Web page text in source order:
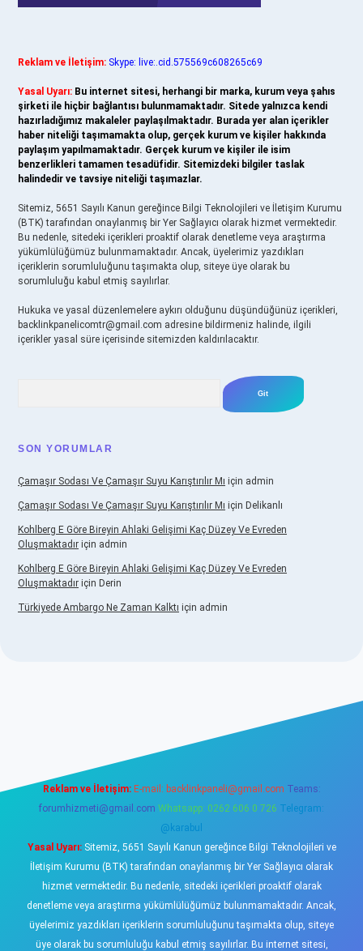
Reklam ve İletişim: Skype: live:.cid.575569c608265c69
Yasal Uyarı: Bu internet sitesi, herhangi bir marka, kurum veya şahıs
şirketi ile hiçbir bağlantısı bulunmamaktadır. Sitede yalnızca kendi
hazırladığımız makaleler paylaşılmaktadır. Burada yer alan içerikler
haber niteliği taşımamakta olup, gerçek kurum ve kişiler hakkında
paylaşım yapılmamaktadır. Gerçek kurum ve kişiler ile isim
benzerlikleri tamamen tesadüfidir. Sitemizdeki bilgiler taslak
halindedir ve tavsiye niteliği taşımazlar.
Sitemiz, 5651 Sayılı Kanun gereğince Bilgi Teknolojileri ve İletişim Kurumu
(BTK) tarafından onaylanmış bir Yer Sağlayıcı olarak hizmet vermektedir.
Bu nedenle, sitedeki içerikleri proaktif olarak denetleme veya araştırma
yükümlülüğümüz bulunmamaktadır. Ancak, üyelerimiz yazdıkları
içeriklerin sorumluluğunu taşımakta olup, siteye üye olarak bu
sorumluluğu kabul etmiş sayılırlar.
Hukuka ve yasal düzenlemelere aykırı olduğunu düşündüğünüz içerikleri,
backlinkpanelicomtr@gmail.com adresine bildirmeniz halinde, ilgili
içerikler yasal süre içerisinde sitemizden kaldırılacaktır.
SON YORUMLAR
Çamaşır Sodası Ve Çamaşır Suyu Karıştırılır Mı için admin
Çamaşır Sodası Ve Çamaşır Suyu Karıştırılır Mı için Delikanlı
Kohlberg E Göre Bireyin Ahlaki Gelişimi Kaç Düzey Ve Evreden
Oluşmaktadır için admin
Kohlberg E Göre Bireyin Ahlaki Gelişimi Kaç Düzey Ve Evreden
Oluşmaktadır için Derin
Türkiyede Ambargo Ne Zaman Kalktı için admin
Reklam ve İletişim: E-mail: backlinkpaneli@gmail.com Teams:
forumhizmeti@gmail.com Whatsapp: 0262 606 0 726 Telegram:
@karabul
Yasal Uyarı:Sitemiz, 5651 Sayılı Kanun gereğince Bilgi Teknolojileri ve
İletişim Kurumu (BTK) tarafından onaylanmış bir Yer Sağlayıcı olarak
hizmet vermektedir. Bu nedenle, sitedeki içerikleri proaktif olarak
denetleme veya araştırma yükümlülüğümüz bulunmamaktadır. Ancak,
üyelerimiz yazdıkları içeriklerin sorumluluğunu taşımakta olup, siteye
üye olarak bu sorumluluğu kabul etmiş sayılırlar. Bu internet sitesi,